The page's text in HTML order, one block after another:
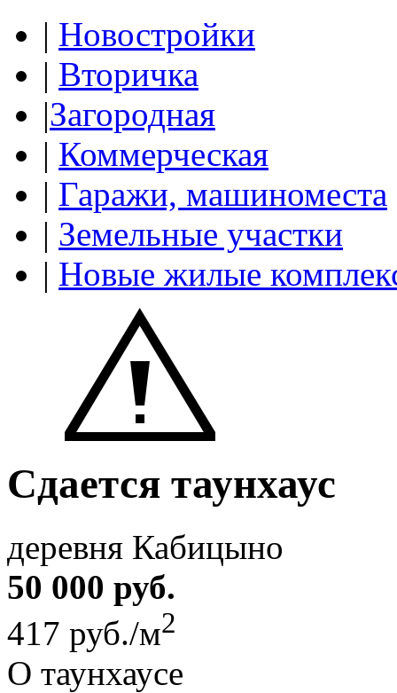
| Новостройки
| Вторичка
|Загородная
| Коммерческая
| Гаражи, машиноместа
| Земельные участки
| Новые жилые
Сдается таунхаус
деревня Кабицыно
50 000 руб.
417 руб./м2
О таунхаусе